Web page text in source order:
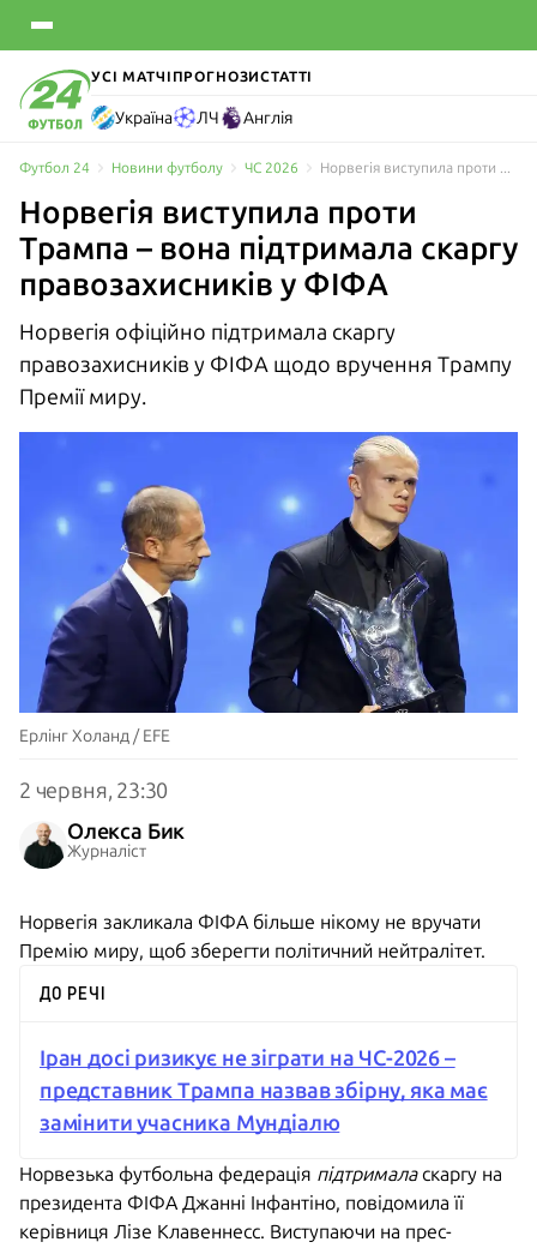
УСІ МАТЧІ ПРОГНОЗИСТАТТІ
Україна ЛЧ Англія
Футбол 24 Новини футболу ЧС 2026
Норвегія виступила проти
Трампа – вона підтримала скаргу
правозахисників у ФІФА
Норвегія офіційно підтримала скаргу
правозахисників у ФІФА щодо вручення Трампу
Премії миру.
Ерлінг Холанд / EFE
2 червня, 23:30
Олекса Бик
Журналіст
Норвегія закликала ФІФА більше нікому не вручати
Премію миру, щоб зберегти політичний нейтралітет.
ДО РЕЧІ
Іран досі ризикує не зіграти на ЧС-2026 –
представник Трампа назвав збірну, яка має
замінити учасника Мундіалю
Норвезька футбольна федерація підтрималаскаргу на
президента ФІФА Джанні Інфантіно, повідомила її
керівниця Лізе Клавеннесс. Виступаючи на прес-